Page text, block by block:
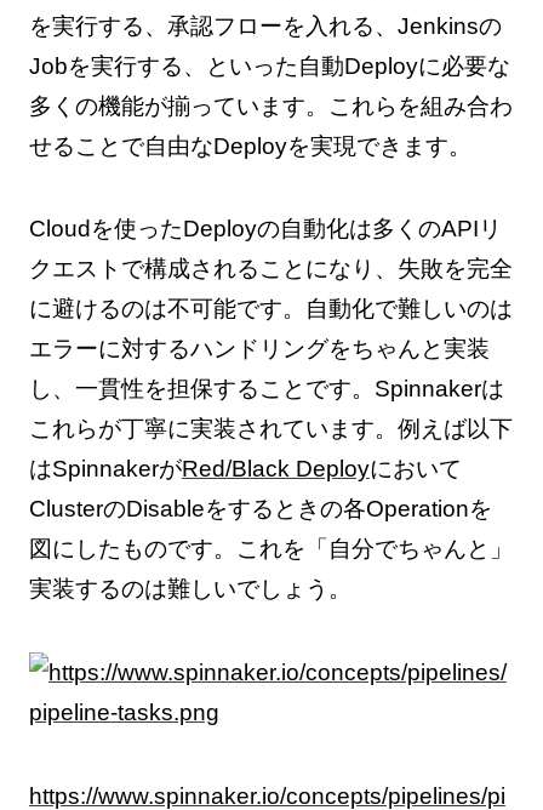
を実行する、承認フローを入れる、Jenkinsの
Jobを実行する、といった自動Deployに必要な
多くの機能が揃っています。これらを組み合わ
せることで自由なDeployを実現できます。
Cloudを使ったDeployの自動化は多くのAPIリ
クエストで構成されることになり、失敗を完全
に避けるのは不可能です。自動化で難しいのは
エラーに対するハンドリングをちゃんと実装
し、一貫性を担保することです。Spinnakerは
これらが丁寧に実装されています。例えば以下
はSpinnakerがRed/Black Deployにおいて
ClusterのDisableをするときの各Operationを
図にしたものです。これを「自分でちゃんと」
実装するのは難しいでしょう。
https://www.spinnaker.io/concepts/pipelines/pi